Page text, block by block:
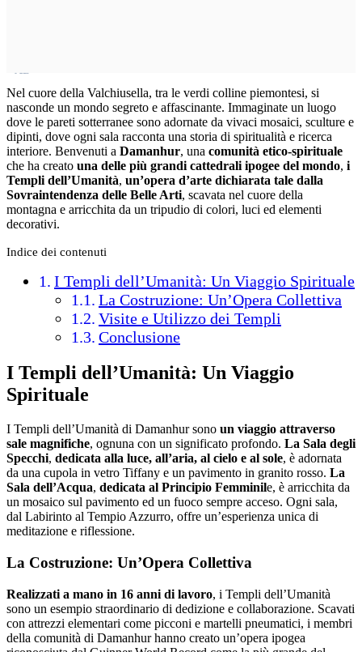
Nel cuore della Valchiusella, tra le verdi colline piemontesi, si
nasconde un mondo segreto e affascinante. Immaginate un luogo
dove le pareti sotterranee sono adornate da vivaci mosaici, sculture e
dipinti, dove ogni sala racconta una storia di spiritualità e ricerca
interiore. Benvenuti a Damanhur, una comunità etico-spirituale
che ha creato una delle più grandi cattedrali ipogee del mondo, i
Templi dell’Umanità, un’opera d’arte dichiarata tale dalla
Sovraintendenza delle Belle Arti, scavata nel cuore della
montagna e arricchita da un tripudio di colori, luci ed elementi
decorativi.
Indice dei contenuti
I Templi dell’Umanità: Un Viaggio Spirituale
La Costruzione: Un’Opera Collettiva
Visite e Utilizzo dei Templi
Conclusione
I Templi dell’Umanità: Un Viaggio
Spirituale
I Templi dell’Umanità di Damanhur sono un viaggio attraverso
sale magnifiche, ognuna con un significato profondo. La Sala degli
Specchi, dedicata alla luce, all’aria, al cielo e al sole, è adornata
da una cupola in vetro Tiffany e un pavimento in granito rosso. La
Sala dell’Acqua, dedicata al Principio Femminile, è arricchita da
un mosaico sul pavimento ed un fuoco sempre acceso. Ogni sala,
dal Labirinto al Tempio Azzurro, offre un’esperienza unica di
meditazione e riflessione.
La Costruzione: Un’Opera Collettiva
Realizzati a mano in 16 anni di lavoro, i Templi dell’Umanità
sono un esempio straordinario di dedizione e collaborazione. Scavati
con attrezzi elementari come picconi e martelli pneumatici, i membri
della comunità di Damanhur hanno creato un’opera ipogea